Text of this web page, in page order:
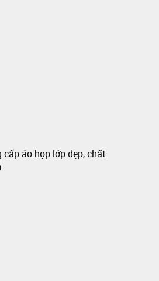
áo họp lớp đẹp, chất